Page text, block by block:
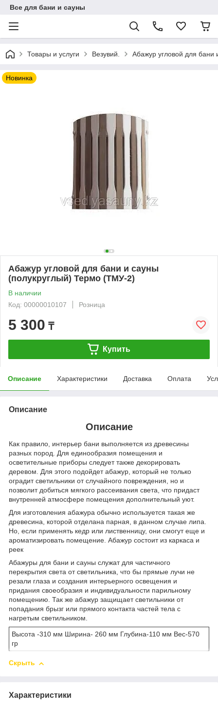
Все для бани и сауны
Товары и услуги Везувий. Абажур угловой для
Новинка
Абажур угловой для бани и сауны
(полукруглый) Термо (ТМУ-2)
В наличии
Код: 00000010107
Розница
5 300 ₸
Купить
Описание Характеристики Доставка Оплата
Описание
Описание
Как правило, интерьер бани выполняется из древесины
разных пород. Для единообразия помещения и
осветительные приборы следует также декорировать
деревом. Для этого подойдет абажур, который не только
оградит светильники от случайного повреждения, но и
позволит добиться мягкого рассеивания света, что придаст
внутренней атмосфере помещения дополнительный уют.
Для изготовления абажура обычно используется такая же
древесина, которой отделана парная, в данном случае липа.
Но, если применять кедр или лиственницу, они смогут еще и
ароматизировать помещение. Абажур состоит из каркаса и
реек
Абажуры для бани и сауны служат для частичного
перекрытия света от светильника, что бы прямые лучи не
резали глаза и создания интерьерного освещения и
придания своеобразия и индивидуальности парильному
помещению. Так же абажур защищает светильники от
попадания брызг или прямого контакта частей тела с
нагретым светильником.
Высота -310 мм Ширина- 260 мм Глубина-110 мм Вес-570
гр
Скрыть
Характеристики